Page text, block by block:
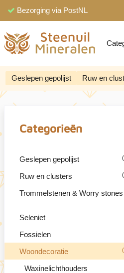
Bezorging via PostNL
Geslepen gepolijst Ruw en
Categorieën
Geslepen gepolijst
Ruw en clusters
Trommelstenen & Worry stones
Seleniet
Fossielen
Woondecoratie
Waxinelichthouders